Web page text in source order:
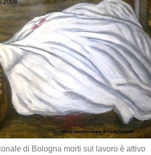
di Bologna morti sul lavoro è attivo